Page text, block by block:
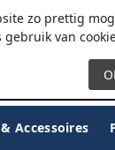
zo prettig
gebruik van
Accessoires